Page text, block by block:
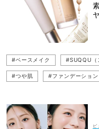
#ベースメイク #SUQQU（
#つや肌 #ファンデーション
ビ